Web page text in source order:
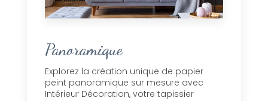
Panoramique
Explorez la création unique de papier
peint panoramique sur mesure avec
Intérieur Décoration, votre tapissier